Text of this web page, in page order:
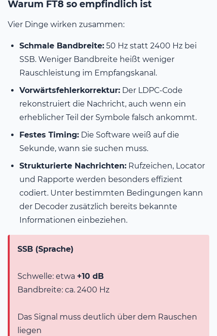
Warum FT8 so empfindlich ist
Vier Dinge wirken zusammen:
Schmale Bandbreite: 50 Hz statt 2400 Hz bei
SSB. Weniger Bandbreite heißt weniger
Rauschleistung im Empfangskanal.
Vorwärtsfehlerkorrektur: Der LDPC-Code
rekonstruiert die Nachricht, auch wenn ein
erheblicher Teil der Symbole falsch ankommt.
Festes Timing: Die Software weiß auf die
Sekunde, wann sie suchen muss.
Strukturierte Nachrichten: Rufzeichen, Locator
und Rapporte werden besonders effizient
codiert. Unter bestimmten Bedingungen kann
der Decoder zusätzlich bereits bekannte
Informationen einbeziehen.
SSB (Sprache)
Schwelle: etwa +10 dB
Bandbreite: ca. 2400 Hz
Das Signal muss deutlich über dem Rauschen
liegen